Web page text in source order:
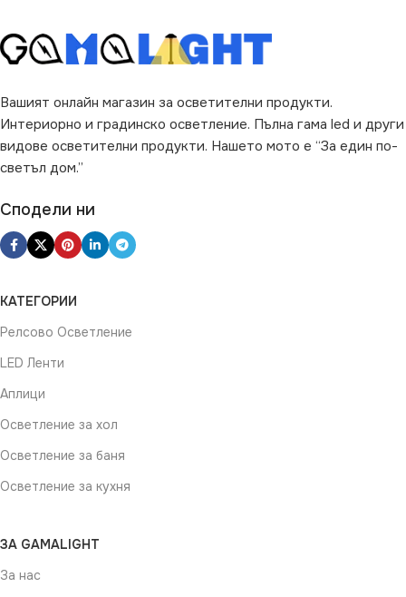
Вашият онлайн магазин за осветителни продукти.
Интериорно и градинско осветление. Пълна гама led и други
видове осветителни продукти. Нашето мото е “За един по-
светъл дом.”
Сподели ни
КАТЕГОРИИ
Релсово Осветление
LED Ленти
Аплици
Осветление за хол
Осветление за баня
Осветление за кухня
ЗА GAMALIGHT
За нас